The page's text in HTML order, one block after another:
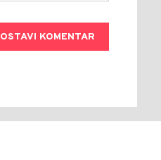
OSTAVI KOMENTAR